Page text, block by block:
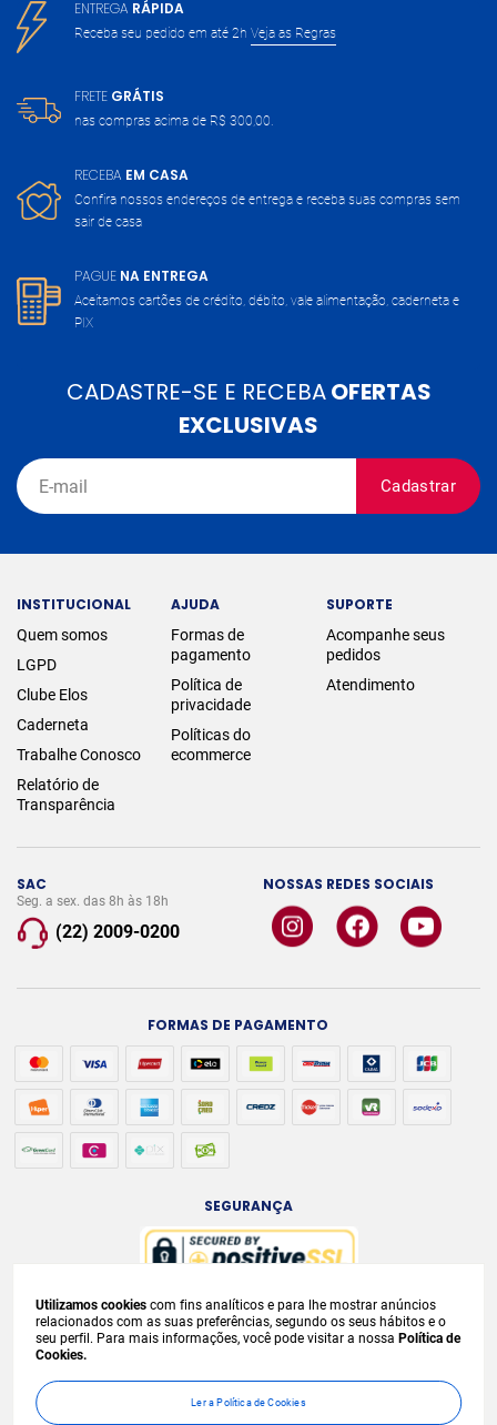
ENTREGA RÁPIDA
Receba seu pedido em até 2h Veja as Regras
FRETE GRÁTIS
nas compras acima de R$ 300,00.
RECEBA EM CASA
Confira nossos endereços de entrega e receba suas compras sem
sair de casa
PAGUE NA ENTREGA
Aceitamos cartões de crédito, débito, vale alimentação, caderneta e
PIX
CADASTRE-SE E RECEBAOFERTAS
EXCLUSIVAS
Cadastrar
SAC
Seg. a sex. das 8h às 18h
(22) 2009-0200
NOSSAS REDES SOCIAIS
INSTITUCIONAL
Quem somos
LGPD
Clube Elos
Caderneta
Trabalhe Conosco
Relatório de
Transparência
AJUDA
Formas de
pagamento
Política de
privacidade
Políticas do
ecommerce
SUPORTE
Acompanhe seus
pedidos
Atendimento
FORMAS DE PAGAMENTO
SEGURANÇA
A venda e o consumo de bebidas alcoólicas são proibidos para menores de
18 anos. Bebida Alcoólica pode causar dependência química e, em excesso,
provoca
condições exclusivas para internet e válidos durante o dia de hoje, podendo
sofrer alterações sem
prévia notificação. No caso de faltar algum produto,
Utilizamos cookies com fins analíticos e para lhe mostrar anúncios
relacionados com as suas preferências, segundo os seus hábitos e o
seu perfil. Para mais informações, você pode visitar a nossa Política de
Cookies.
Ler a Política de Cookies